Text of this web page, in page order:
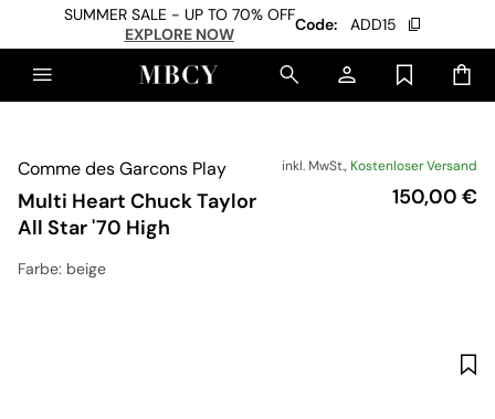
SUMMER SALE - UP TO 70% OFF
EXPLORE NOW
Code: ADD15
Comme des Garcons Play
Multi Heart Chuck Taylor
All Star '70 High
inkl. MwSt., Kostenloser Versand
Preis
150,00 €
Farbe: beige